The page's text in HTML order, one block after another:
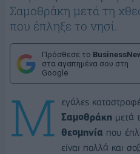
Σαμοθράκη μετά τη
που έπληξε το νησί.
Πρόσθεσε το
στα αγαπημένα σου στη
Google
Μ
εγάλες
Σαμοθράκη μετά
θεομηνία που
είναι πολλά και